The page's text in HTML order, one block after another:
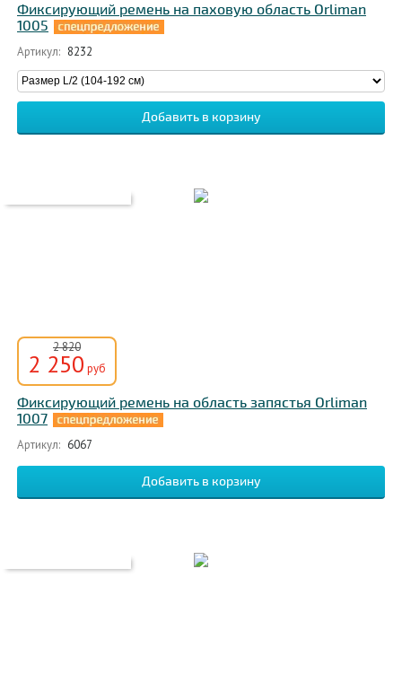
Фиксирующий ремень на паховую область Orliman
1005
Артикул: 8232
2 820
2 250 руб
Фиксирующий ремень на область запястья Orliman
1007
Артикул: 6067